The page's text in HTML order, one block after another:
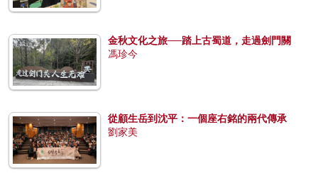
金秋文化之旅──踏上古蜀道，走過劍門關
馮珍今
從顧生岳到沈平：一個座右銘的兩代傳承
劉家美